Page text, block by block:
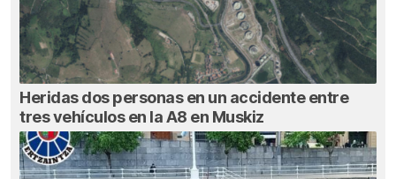
Heridas dos personas en un accidente entre
tres vehículos en la A8 en Muskiz